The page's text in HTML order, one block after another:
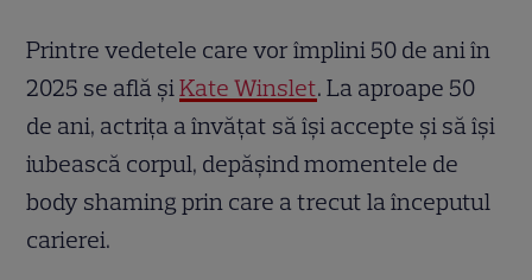
Printre vedetele care vor împlini 50 de ani în
2025 se află șiKate Winslet. La aproape 50
de ani, actrița a învățat să își accepte și să își
iubească corpul, depășind momentele de
body shaming prin care a trecut la începutul
carierei.